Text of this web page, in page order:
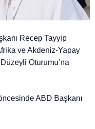
Recep Tayyip
ve Akdeniz-Yapay
Oturumu’na
ABD Başkanı